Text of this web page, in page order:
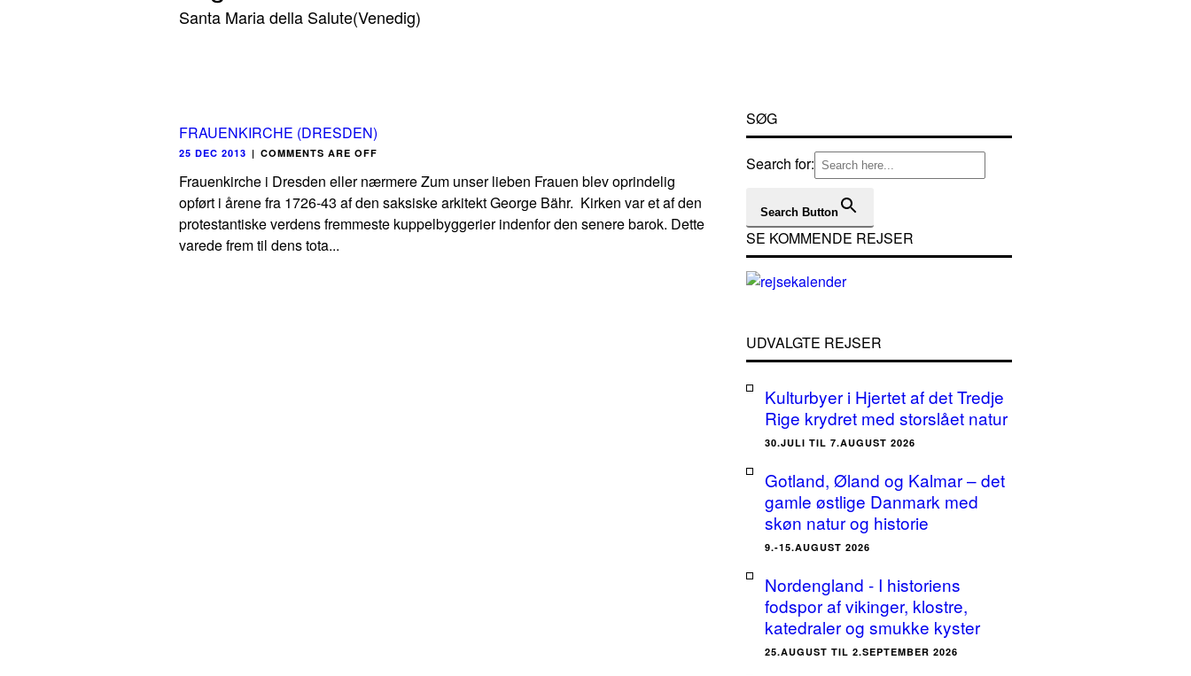
Santa Maria della Salute(Venedig)
FRAUENKIRCHE (DRESDEN)
25 DEC 2013 | COMMENTS ARE OFF
Frauenkirche i Dresden eller nærmere Zum unser lieben Frauen blev oprindelig
opført i årene fra 1726-43 af den saksiske arkitekt George Bähr. Kirken var et af den
protestantiske verdens fremmeste kuppelbyggerier indenfor den senere barok. Dette
varede frem til dens tota...
SØG
Search for:
Search Button
SE KOMMENDE REJSER
UDVALGTE REJSER
Kulturbyer i Hjertet af det Tredje
Rige krydret med storslået natur
30.JULI TIL 7.AUGUST 2026
Gotland, Øland og Kalmar – det
gamle østlige Danmark med
skøn natur og historie
9.-15.AUGUST 2026
Nordengland - I historiens
fodspor af vikinger, klostre,
katedraler og smukke kyster
25.AUGUST TIL 2.SEPTEMBER 2026